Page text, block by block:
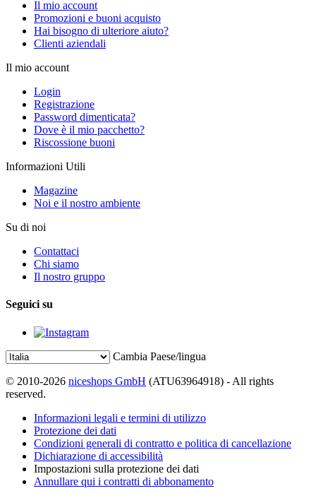
Il mio account
Promozioni e buoni acquisto
Hai bisogno di ulteriore aiuto?
Clienti aziendali
Il mio account
Login
Registrazione
Password dimenticata?
Dove è il mio pacchetto?
Riscossione buoni
Informazioni Utili
Magazine
Noi e il nostro ambiente
Su di noi
Contattaci
Chi siamo
Il nostro gruppo
Seguici su
Cambia Paese/lingua
© 2010-2026 niceshops GmbH (ATU63964918) - All rights
reserved.
Informazioni legali e termini di utilizzo
Protezione dei dati
Condizioni generali di contratto e politica di cancellazione
Dichiarazione di accessibilità
Impostazioni sulla protezione dei dati
Annullare qui i contratti di abbonamento